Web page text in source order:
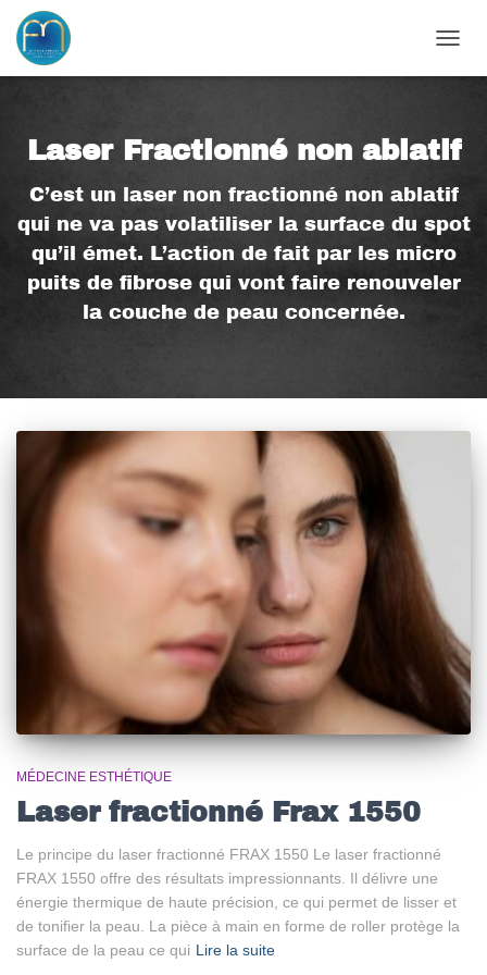
Laser Fractionné non ablatif
C’est un laser non fractionné non ablatif
qui ne va pas volatiliser la surface du spot
qu’il émet. L’action de fait par les micro
puits de fibrose qui vont faire renouveler
la couche de peau concernée.
MÉDECINE ESTHÉTIQUE
Laser fractionné Frax 1550
Le principe du laser fractionné FRAX 1550 Le laser fractionné
FRAX 1550 offre des résultats impressionnants. Il délivre une
énergie thermique de haute précision, ce qui permet de lisser et
de tonifier la peau. La pièce à main en forme de roller protège la
surface de la peau ce qui Lire la suite